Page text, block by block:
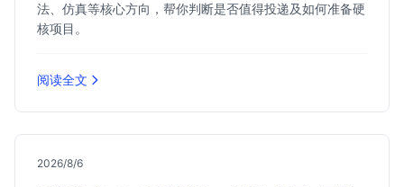
法、仿真等核心方向，帮你判断是否值得投递及如何准备硬
核项目。
阅读全文
2026/8/6